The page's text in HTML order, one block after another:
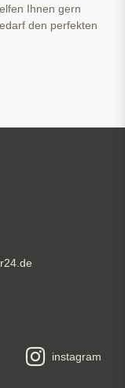
Ihnen gern
den perfekten
instagram